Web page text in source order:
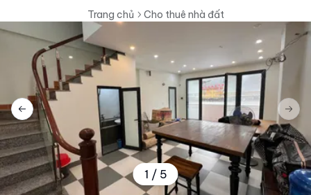
Trang chủ Cho thuê nhà đất
Previous slide
1 / 5